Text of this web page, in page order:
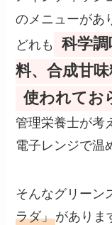
のメニューがあ
どれも
科学
料、合成甘
使われてお
管理栄養士が考
電子レンジで温
そんなグリーン
ラダ」がありま